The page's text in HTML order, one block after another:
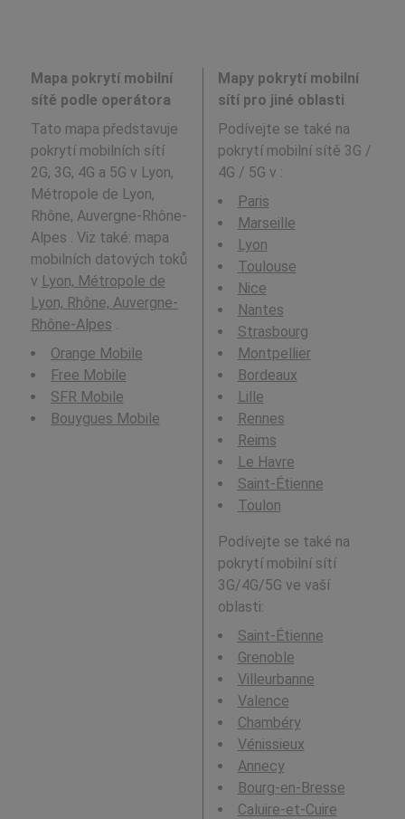
Mapa pokrytí mobilní
sítě podle operátora
Tato mapa představuje
pokrytí mobilních sítí
2G, 3G, 4G a 5G v Lyon,
Métropole de Lyon,
Rhône, Auvergne-Rhône-
Alpes . Viz také: mapa
mobilních datových toků
v Lyon, Métropole de
Lyon, Rhône, Auvergne-
Rhône-Alpes .
Orange Mobile
Free Mobile
SFR Mobile
Bouygues Mobile
Mapy pokrytí mobilní
sítí pro jiné oblasti
Podívejte se také na
pokrytí mobilní sítě 3G /
4G / 5G v :
Paris
Marseille
Lyon
Toulouse
Nice
Nantes
Strasbourg
Montpellier
Bordeaux
Lille
Rennes
Reims
Le Havre
Saint-Étienne
Toulon
Podívejte se také na
pokrytí mobilní sítí
3G/4G/5G ve vaší
oblasti:
Saint-Étienne
Grenoble
Villeurbanne
Valence
Chambéry
Vénissieux
Annecy
Bourg-en-Bresse
Caluire-et-Cuire